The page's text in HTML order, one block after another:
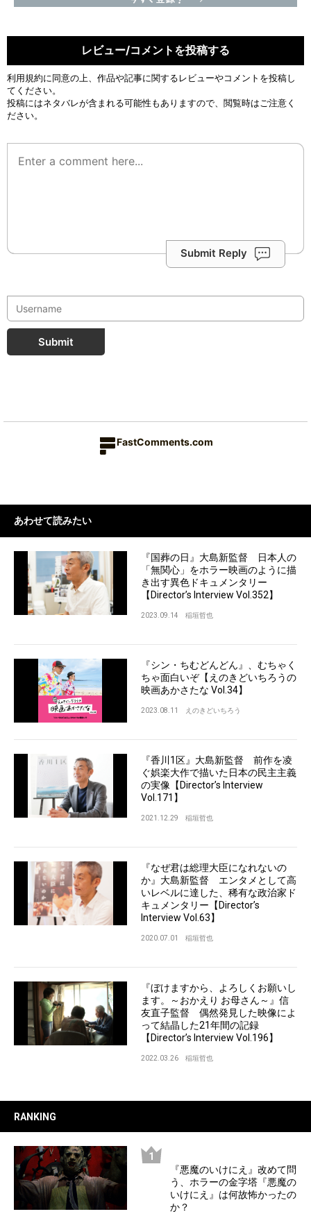
レビュー/コメントを投稿する
利用規約に同意の上、作品や記事に関するレビューやコメントを投稿し
てください。
投稿にはネタバレが含まれる可能性もありますので、閲覧時はご注意く
ださい。
Submit Reply
Submit
FastComments.com
あわせて読みたい
『国葬の日』大島新監督 日本人の
「無関心」をホラー映画のように描
き出す異色ドキュメンタリー
【Director’s Interview Vol.352】
2023.09.14 稲垣哲也
『シン・ちむどんどん』、むちゃく
ちゃ面白いぞ【えのきどいちろうの
映画あかさたな Vol.34】
2023.08.11 えのきどいちろう
『香川1区』大島新監督 前作を凌
ぐ娯楽大作で描いた日本の民主主義
の実像【Director’s Interview
Vol.171】
2021.12.29 稲垣哲也
『なぜ君は総理大臣になれないの
か』大島新監督 エンタメとして高
いレベルに達した、稀有な政治家ド
キュメンタリー【Director’s
Interview Vol.63】
2020.07.01 稲垣哲也
『ぼけますから、よろしくお願いし
ます。～おかえり お母さん～』信
友直子監督 偶然発見した映像によ
って結晶した21年間の記録
【Director’s Interview Vol.196】
2022.03.26 稲垣哲也
RANKING
『悪魔のいけにえ』改めて問
う、ホラーの金字塔『悪魔の
いけにえ』は何故怖かったの
か？